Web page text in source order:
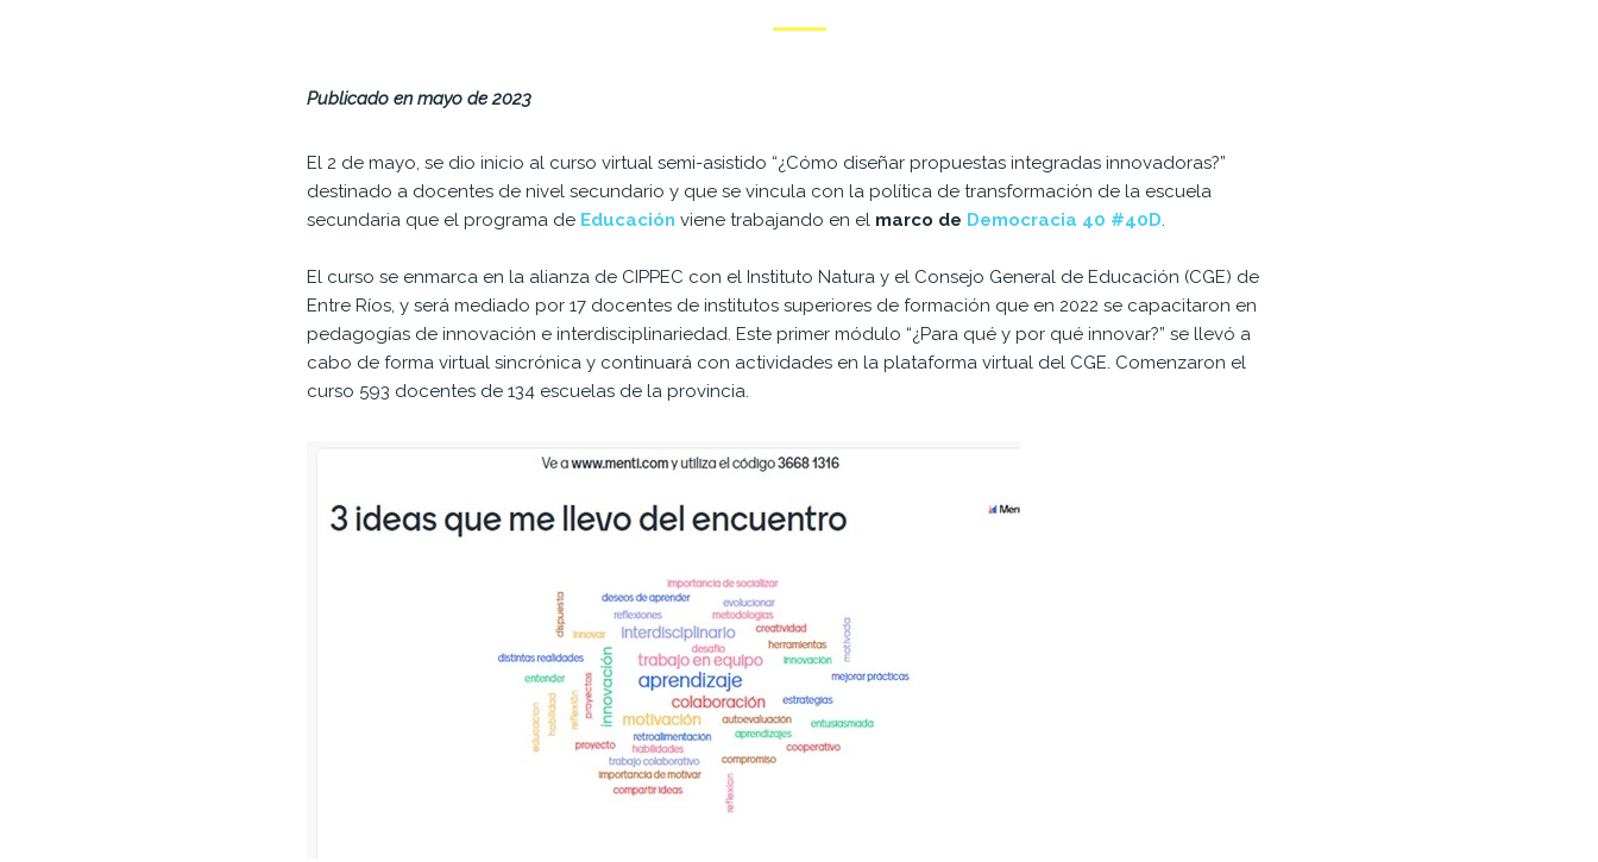
Publicado en mayo de 2023
El 2 de mayo, se dio inicio al curso virtual semi-asistido “¿Cómo diseñar propuestas integradas innovadoras?”
destinado a docentes de nivel secundario y que se vincula con la política de transformación de la escuela
secundaria que el programa de Educación viene trabajando en el marco de Democracia 40 #40D.
El curso se enmarca en la alianza de CIPPEC con el Instituto Natura y el Consejo General de Educación (CGE) de
Entre Ríos, y será mediado por 17 docentes de institutos superiores de formación que en 2022 se capacitaron en
pedagogías de innovación e interdisciplinariedad. Este primer módulo “¿Para qué y por qué innovar?” se llevó a
cabo de forma virtual sincrónica y continuará con actividades en la plataforma virtual del CGE. Comenzaron el
curso 593 docentes de 134 escuelas de la provincia.